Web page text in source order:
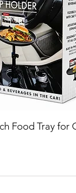
Food Tray for